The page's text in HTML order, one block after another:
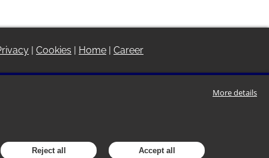
Cookies Home Career
Reject all Accept all
More details